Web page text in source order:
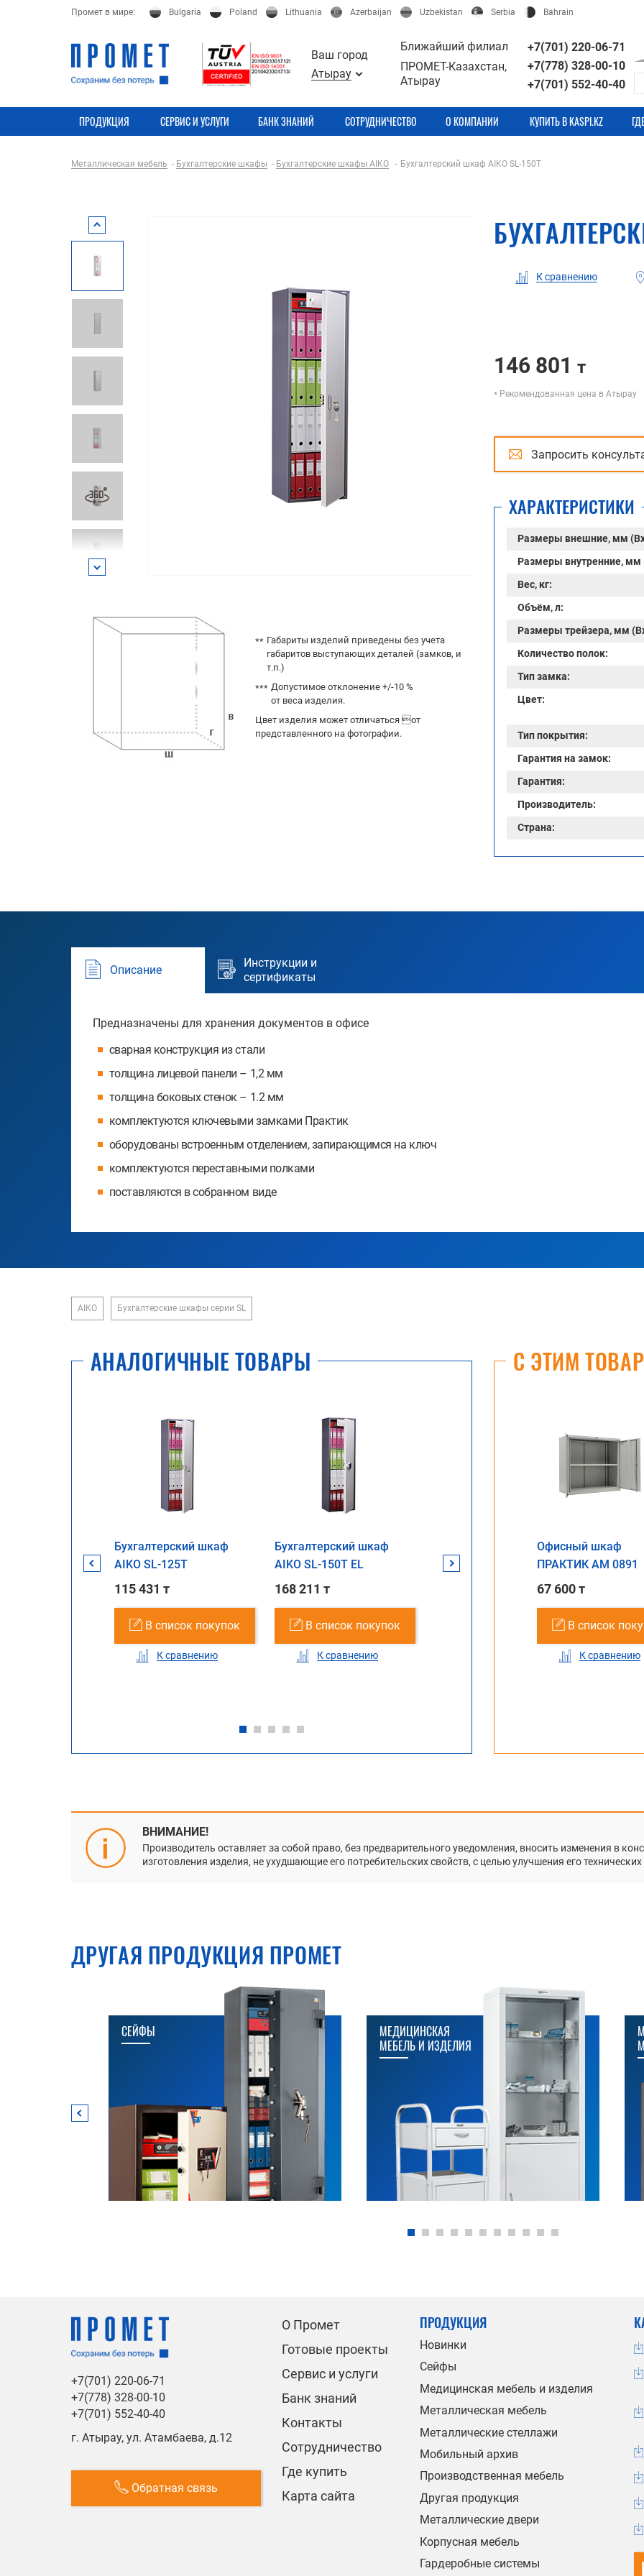
Промет в мире: Bulgaria Poland Lithuania Azerbaijan Uzbekistan Serbia Bahrain
Ваш город
Атырау
Ближайший филиал
ПРОМЕТ-Казахстан,
Атырау
+7(701) 220-06-71
+7(778) 328-00-10
+7(701) 552-40-40
ПРОДУКЦИЯ СЕРВИС И УСЛУГИ БАНК ЗНАНИЙ СОТРУДНИЧЕСТВО О КОМПАНИИ КУПИТЬ В KASPI.KZ
Металлическая мебель Бухгалтерские шкафы Бухгалтерские шкафы AIKO Бухгалтерский шкаф AIKO SL-150Т
К сравнению
146 801 т
Рекомендованная цена в Атырау
Запросить
ХАРАКТЕРИСТИКИ
Размеры внешние, мм
Размеры внутренние, мм
Вес, кг:
Объём, л:
Размеры трейзера, мм
Количество полок:
Тип замка:
Цвет:
Тип покрытия:
Гарантия на замок:
Гарантия:
Производитель:
Страна:
Габариты изделий приведены без учета
габаритов выступающих деталей (замков, и
т.п.)
Допустимое отклонение +/-10 %
от веса изделия.
Цвет изделия может отличаться от
представленного на фотографии.
Описание
Инструкции и
сертификаты
Предназначены для хранения документов в офисе
сварная конструкция из стали
толщина лицевой панели – 1,2 мм
толщина боковых стенок – 1.2 мм
комплектуются ключевыми замками Практик
оборудованы встроенным отделением, запирающимся на ключ
комплектуются переставными полками
поставляются в собранном виде
AIKO Бухгалтерские шкафы серии SL
АНАЛОГИЧНЫЕ ТОВАРЫ
Бухгалтерский шкаф
AIKO SL-125Т
115 431 т
В список покупок
К сравнению
Бухгалтерский шкаф
AIKO SL-150Т EL
168 211 т
В список покупок
К сравнению
Бухгалтерский шкаф
AIKO SL-150/3Т
В список покупок
AIKO SL-
В
С ЭТИМ
Офисный шкаф
ПРАКТИК AM 0891
67 600 т
В список
К сравнению
ВНИМАНИЕ!
Производитель оставляет за собой право, без предварительного уведомления, вносить изменения в
изготовления изделия, не ухудшающие его потребительских свойств, с целью улучшения его технических
ДРУГАЯ ПРОДУКЦИЯ ПРОМЕТ
СЕЙФЫ
МЕДИЦИНСКАЯ
МЕБЕЛЬ И ИЗДЕЛИЯ
+7(701) 220-06-71
+7(778) 328-00-10
+7(701) 552-40-40
г. Атырау, ул. Атамбаева, д.12
Обратная связь
О Промет
Готовые проекты
Сервис и услуги
Банк знаний
Контакты
Сотрудничество
Где купить
Карта сайта
ПРОДУКЦИЯ
Новинки
Сейфы
Медицинская мебель и изделия
Металлическая мебель
Металлические стеллажи
Мобильный архив
Производственная мебель
Другая продукция
Металлические двери
Корпусная мебель
Гардеробные системы